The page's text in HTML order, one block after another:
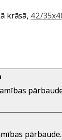
krāsā, 42/